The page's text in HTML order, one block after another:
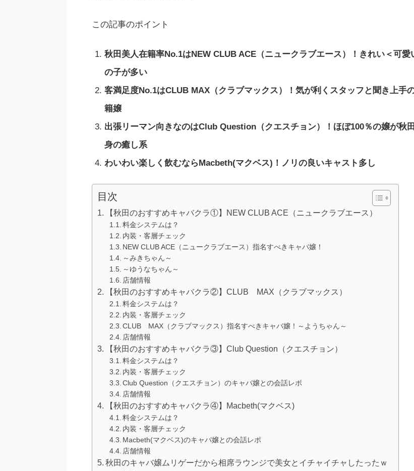
この記事のポイント
秋田美人在籍率No.1はNEW CLUB ACE（ニュークラブエース）！きれい＜可愛
の子が多い
客満足度No.1はCLUB MAX（クラブマックス）！気が利くスタッフと聞き上手
籍嬢
出張リーマン向きなのはClub Question（クエスチョン）！ほぼ100％の嬢が秋
身の癒し系
わいわい楽しく飲むならMacbeth(マクベス)！ノリの良いキャスト多し
目次
【秋田のおすすめキャバクラ①】NEW CLUB ACE（ニュークラブエース）
料金システムは？
内装・客層チェック
NEW CLUB ACE（ニュークラブエース）指名すべきキャバ嬢！
～みきちゃん～
～ゆうなちゃん～
店舗情報
【秋田のおすすめキャバクラ②】CLUB MAX（クラブマックス）
料金システムは？
内装・客層チェック
CLUB MAX（クラブマックス）指名すべきキャバ嬢！～ようちゃん～
店舗情報
【秋田のおすすめキャバクラ③】Club Question（クエスチョン）
料金システムは？
内装・客層チェック
Club Question（クエスチョン）のキャバ嬢との会話レポ
店舗情報
【秋田のおすすめキャバクラ④】Macbeth(マクベス)
料金システムは？
内装・客層チェック
Macbeth(マクベス)のキャバ嬢との会話レポ
店舗情報
秋田のキャバ嬢ムリゲーだから相席ラウンジで美女とイチャイチャしたったｗ